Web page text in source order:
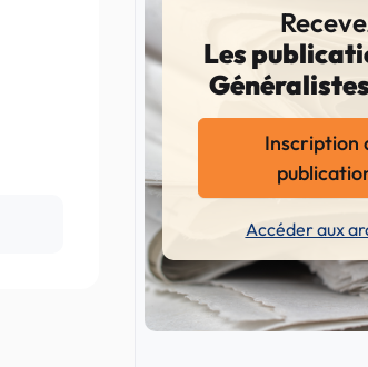
Les
Inscription
Accéder aux